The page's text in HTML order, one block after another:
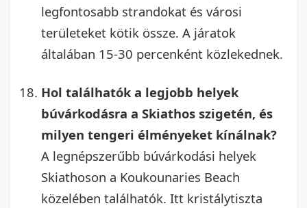
legfontosabb strandokat és városi
területeket kötik össze. A járatok
általában 15-30 percenként közlekednek.
Hol találhatók a legjobb helyek
búvárkodásra a Skiathos szigetén, és
milyen tengeri élményeket kínálnak?
A legnépszerűbb búvárkodási helyek
Skiathoson a Koukounaries Beach
közelében találhatók. Itt kristálytiszta